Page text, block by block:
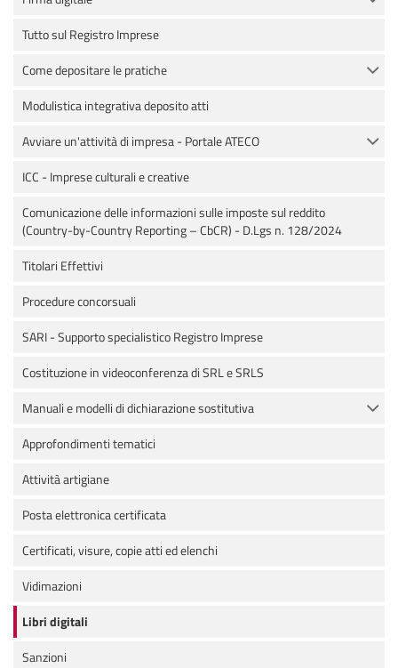
Tutto sul Registro Imprese
Come depositare le pratiche
Modulistica integrativa deposito atti
Avviare un'attività di impresa - Portale ATECO
ICC - Imprese culturali e creative
Comunicazione delle informazioni sulle imposte sul reddito
(Country-by-Country Reporting – CbCR) - D.Lgs n. 128/2024
Titolari Effettivi
Procedure concorsuali
SARI - Supporto specialistico Registro Imprese
Costituzione in videoconferenza di SRL e SRLS
Manuali e modelli di dichiarazione sostitutiva
Approfondimenti tematici
Attività artigiane
Posta elettronica certificata
Certificati, visure, copie atti ed elenchi
Vidimazioni
Libri digitali
Sanzioni